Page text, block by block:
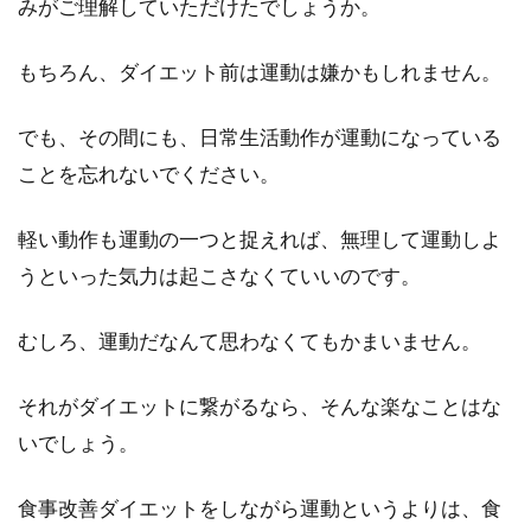
みがご理解していただけたでしょうか。
もちろん、ダイエット前は運動は嫌かもしれません。
でも、その間にも、日常生活動作が運動になっている
ことを忘れないでください。
軽い動作も運動の一つと捉えれば、無理して運動しよ
うといった気力は起こさなくていいのです。
むしろ、運動だなんて思わなくてもかまいません。
それがダイエットに繋がるなら、そんな楽なことはな
いでしょう。
食事改善ダイエットをしながら運動というよりは、食